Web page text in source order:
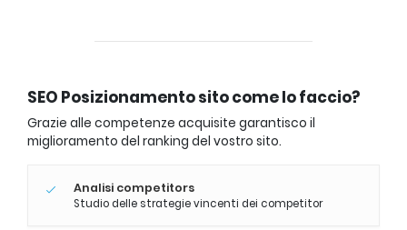
SEO Posizionamento sito come lo faccio?
Grazie alle competenze acquisite garantisco il
miglioramento del ranking del vostro sito.
Analisi competitors
Studio delle strategie vincenti dei competitor